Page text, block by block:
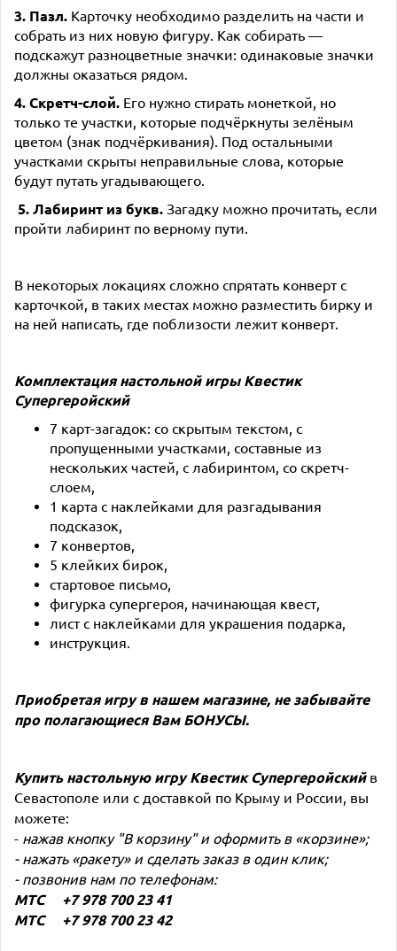
3. Пазл. Карточку необходимо разделить на части и
собрать из них новую фигуру. Как собирать —
подскажут разноцветные значки: одинаковые значки
должны оказаться рядом.
4. Скретч-слой. Его нужно стирать монеткой, но
только те участки, которые подчёркнуты зелёным
цветом (знак подчёркивания). Под остальными
участками скрыты неправильные слова, которые
будут путать угадывающего.
5. Лабиринт из букв. Загадку можно прочитать, если
пройти лабиринт по верному пути.
В некоторых локациях сложно спрятать конверт с
карточкой, в таких местах можно разместить бирку и
на ней написать, где поблизости лежит конверт.
Комплектация настольной игрыКвестик
Супергеройский
7 карт-загадок: со скрытым текстом, с
пропущенными участками, составные из
нескольких частей, с лабиринтом, со скретч-
слоем,
1 карта с наклейками для разгадывания
подсказок,
7 конвертов,
5 клейких бирок,
стартовое письмо,
фигурка супергероя, начинающая квест,
лист с наклейками для украшения подарка,
инструкция.
Приобретая игру в нашем магазине, не забывайте
про полагающиеся ВамБОНУСЫ.
Купить настольную игруКвестик Супергеройский в
Севастополе или с доставкой по Крыму и России, вы
можете:
- нажав кнопку "В корзину" и оформить в «корзине»;
- нажать «ракету» и сделать заказ в один клик;
- позвонив нам по телефонам:
МТС +7 978 700 23 41
МТС +7 978 700 23 42